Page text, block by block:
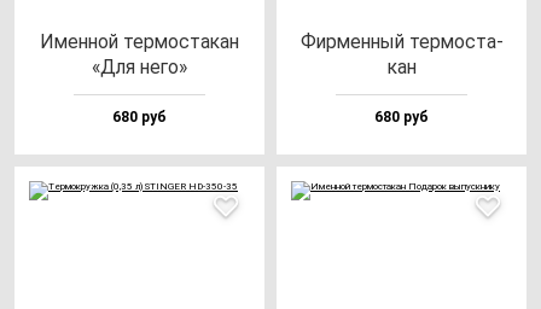
Имен­ной тер­мос­та­кан
«Для не­го»
680 руб
Фир­мен­ный тер­мос­та­
кан
680 руб